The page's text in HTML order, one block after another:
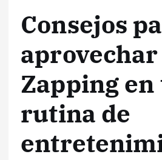
Consejos
Zapping en
rutina de